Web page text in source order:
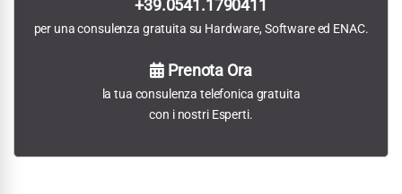
+39.0541.1790411
per una consulenza gratuita su Hardware, Software ed ENAC.
Prenota Ora
la tua consulenza telefonica gratuita
con i nostri Esperti.